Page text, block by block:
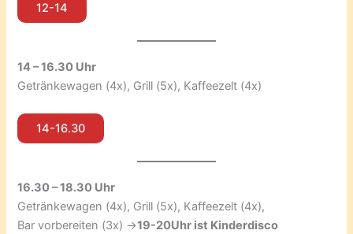
12-14
14 – 16.30 Uhr
Getränkewagen (4x), Grill (5x), Kaffeezelt (4x)
14-16.30
16.30 – 18.30 Uhr
Getränkewagen (4x), Grill (5x), Kaffeezelt (4x),
Bar vorbereiten (3x) ->19-20Uhr ist Kinderdisco